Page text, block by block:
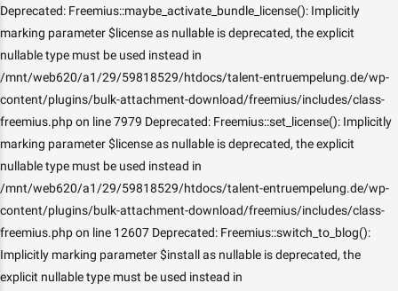
Deprecated: Freemius::maybe_activate_bundle_license(): Implicitly
marking parameter $license as nullable is deprecated, the explicit
nullable type must be used instead in
/mnt/web620/a1/29/59818529/htdocs/talent-entruempelung.de/wp-
content/plugins/bulk-attachment-download/freemius/includes/class-
freemius.php on line 7979 Deprecated: Freemius::set_license(): Implicitly
marking parameter $license as nullable is deprecated, the explicit
nullable type must be used instead in
/mnt/web620/a1/29/59818529/htdocs/talent-entruempelung.de/wp-
content/plugins/bulk-attachment-download/freemius/includes/class-
freemius.php on line 12607 Deprecated: Freemius::switch_to_blog():
Implicitly marking parameter $install as nullable is deprecated, the
explicit nullable type must be used instead in